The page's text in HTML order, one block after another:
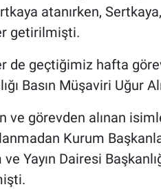
atanırken,
getirilmişti.
de geçtiğimiz hafta
Basın Müşaviri Uğur
ve görevden alınan
Kurum
ve Yayın Dairesi